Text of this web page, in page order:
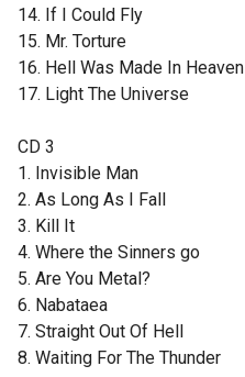
14. If I Could Fly
15. Mr. Torture
16. Hell Was Made In Heaven
17. Light The Universe
CD 3
1. Invisible Man
2. As Long As I Fall
3. Kill It
4. Where the Sinners go
5. Are You Metal?
6. Nabataea
7. Straight Out Of Hell
8. Waiting For The Thunder